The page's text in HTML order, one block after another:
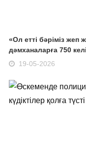
«Ол етті бәріміз
дәмханаларға 750
19-05-2026